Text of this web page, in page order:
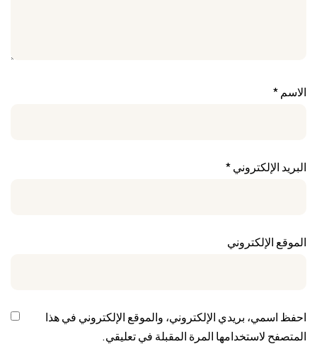
الاسم*
البريد الإلكتروني*
الموقع الإلكتروني
احفظ اسمي، بريدي الإلكتروني، والموقع الإلكتروني في هذا
المتصفح لاستخدامها المرة المقبلة في تعليقي.